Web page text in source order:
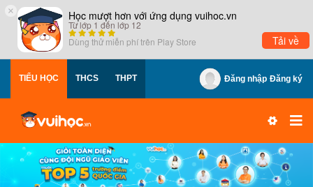
× Học mượt hơn với ứng dụng vuihoc.vn
Từ lớp 1 đến lớp 12
Dùng thử miễn phí trên Play Store Tải về
TIỂU HỌC THCS THPT Đăng nhập Đăng ký